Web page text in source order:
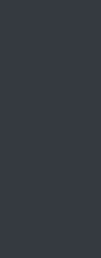
Урус-
ОМВД России
телефонами.
Сунженскому
ОМВД России